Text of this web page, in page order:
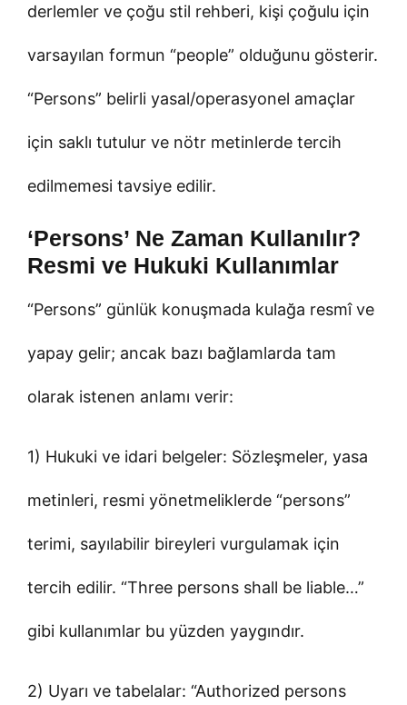
derlemler ve çoğu stil rehberi, kişi çoğulu için
varsayılan formun “people” olduğunu gösterir.
“Persons” belirli yasal/operasyonel amaçlar
için saklı tutulur ve nötr metinlerde tercih
edilmemesi tavsiye edilir.
‘Persons’ Ne Zaman Kullanılır?
Resmi ve Hukuki Kullanımlar
“Persons” günlük konuşmada kulağa resmî ve
yapay gelir; ancak bazı bağlamlarda tam
olarak istenen anlamı verir:
1) Hukuki ve idari belgeler: Sözleşmeler, yasa
metinleri, resmi yönetmeliklerde “persons”
terimi, sayılabilir bireyleri vurgulamak için
tercih edilir. “Three persons shall be liable…”
gibi kullanımlar bu yüzden yaygındır.
2) Uyarı ve tabelalar: “Authorized persons